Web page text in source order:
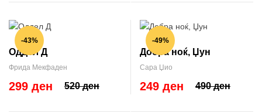
-43%
Оддел Д
Фрида Мекфаден
520 ден
299 ден
-49%
Добра ноќ, Џун
Сара Џио
490 ден
249 ден